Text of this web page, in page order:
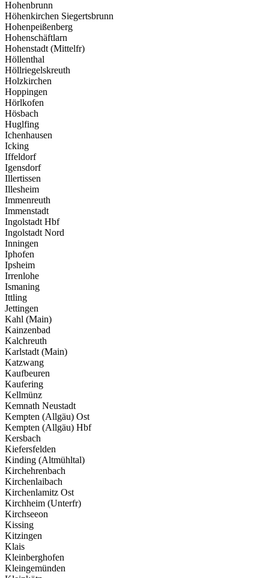
Hohenbrunn
Höhenkirchen Siegertsbrunn
Hohenpeißenberg
Hohenschäftlarn
Hohenstadt (Mittelfr)
Höllenthal
Höllriegelskreuth
Holzkirchen
Hoppingen
Hörlkofen
Hösbach
Huglfing
Ichenhausen
Icking
Iffeldorf
Igensdorf
Illertissen
Illesheim
Immenreuth
Immenstadt
Ingolstadt Hbf
Ingolstadt Nord
Inningen
Iphofen
Ipsheim
Irrenlohe
Ismaning
Ittling
Jettingen
Kahl (Main)
Kainzenbad
Kalchreuth
Karlstadt (Main)
Katzwang
Kaufbeuren
Kaufering
Kellmünz
Kemnath Neustadt
Kempten (Allgäu) Ost
Kempten (Allgäu) Hbf
Kersbach
Kiefersfelden
Kinding (Altmühltal)
Kirchehrenbach
Kirchenlaibach
Kirchenlamitz Ost
Kirchheim (Unterfr)
Kirchseeon
Kissing
Kitzingen
Klais
Kleinberghofen
Kleingemünden